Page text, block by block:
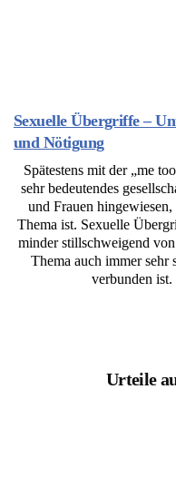
Sexuelle Übergriffe –
und Nötigung
Spätestens mit der „me
sehr bedeutendes
und Frauen
Thema ist. Sexuelle
minder stillschweigend
Thema auch immer sehr
verbunden
Urteile